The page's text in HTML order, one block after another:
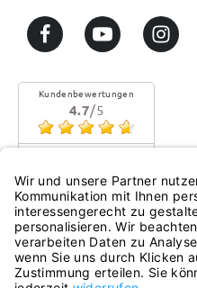
Kundenbewertungen
4.7/5
eKomi